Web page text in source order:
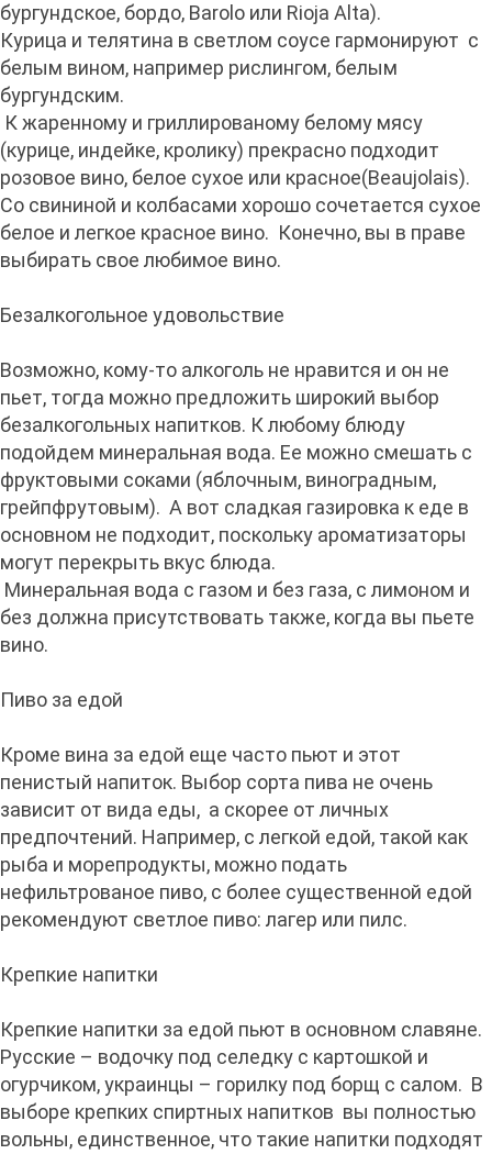
бургундское, бордо, Barolo или Rioja Alta).
Курица и телятина в светлом соусе гармонируют с
белым вином, например рислингом, белым
бургундским.
К жаренному и гриллированому белому мясу
(курице, индейке, кролику) прекрасно подходит
розовое вино, белое сухое или красное(Beaujolais).
Со свининой и колбасами хорошо сочетается сухое
белое и легкое красное вино. Конечно, вы в праве
выбирать свое любимое вино.
Безалкогольное удовольствие
Возможно, кому-то алкоголь не нравится и он не
пьет, тогда можно предложить широкий выбор
безалкогольных напитков. К любому блюду
подойдем минеральная вода. Ее можно смешать с
фруктовыми соками (яблочным, виноградным,
грейпфрутовым). А вот сладкая газировка к еде в
основном не подходит, поскольку ароматизаторы
могут перекрыть вкус блюда.
Минеральная вода с газом и без газа, с лимоном и
без должна присутствовать также, когда вы пьете
вино.
Пиво за едой
Кроме вина за едой еще часто пьют и этот
пенистый напиток. Выбор сорта пива не очень
зависит от вида еды, а скорее от личных
предпочтений. Например, с легкой едой, такой как
рыба и морепродукты, можно подать
нефильтрованое пиво, с более существенной едой
рекомендуют светлое пиво: лагер или пилс.
Крепкие напитки
Крепкие напитки за едой пьют в основном славяне.
Русские – водочку под селедку с картошкой и
огурчиком, украинцы – горилку под борщ с салом. В
выборе крепких спиртных напитков вы полностью
вольны, единственное, что такие напитки подходят